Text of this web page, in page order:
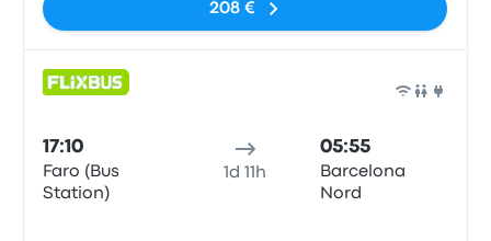
208 €
17:10
Faro (Bus
Station)
1d 11h
05:55
Barcelona
Nord